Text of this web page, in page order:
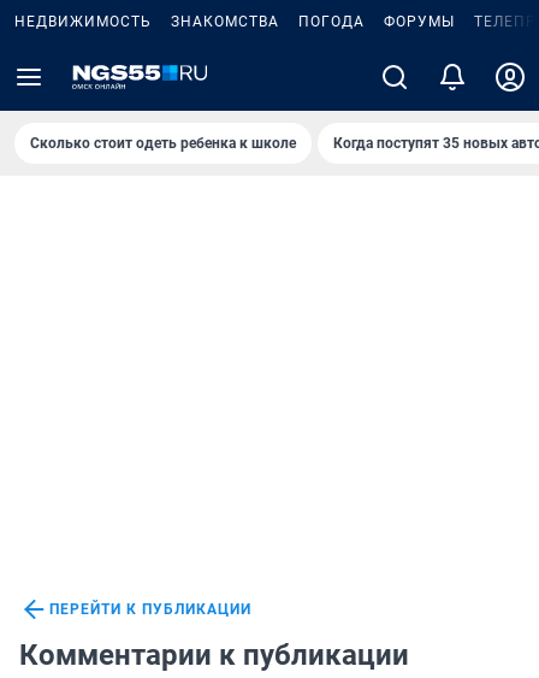
НЕДВИЖИМОСТЬ ЗНАКОМСТВА ПОГОДА ФОРУМЫ
Сколько стоит одеть ребенка к школе Когда поступят 35 новых
ПЕРЕЙТИ К ПУБЛИКАЦИИ
Комментарии к публикации